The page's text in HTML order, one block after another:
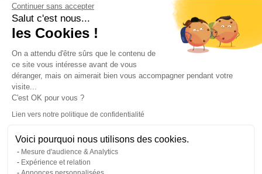
Continuer sans accepter
Salut c'est nous...
les Cookies !
On a attendu d'être sûrs que le contenu de
ce site vous intéresse avant de vous
déranger, mais on aimerait bien vous accompagner pendant votre
visite...
C'est OK pour vous ?
Lien vers notre politique de confidentialité
Voici pourquoi nous utilisons des cookies.
Mesure d'audience & Analytics
Expérience et relation
Services et contact
Magasins et Showrooms
Modes de paiement acceptés